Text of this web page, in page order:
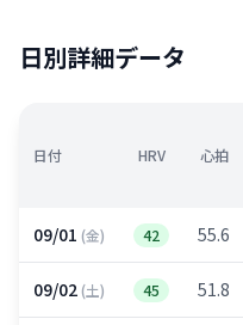
日別詳細データ
日付 HRV 心拍
09/01 (金) 42 55.6
09/02(土) 45 51.8